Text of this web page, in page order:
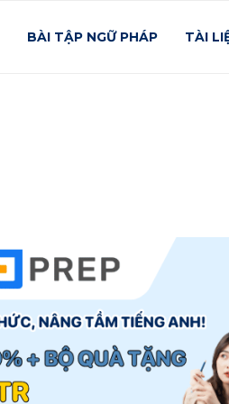
BÀI TẬP NGỮ PHÁP TÀI